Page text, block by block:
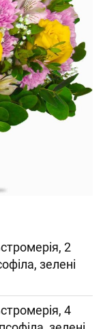
2
зелені
4